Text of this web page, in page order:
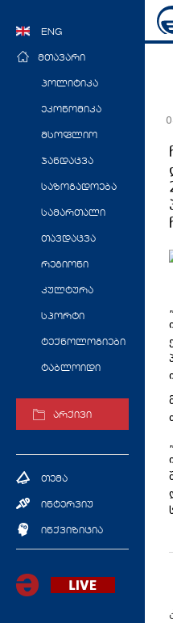
ENG
მთავარი
პოლიტიკა
ეკონომიკა
მსოფლიო
ჯანდაცვა
საზოგადოება
სამართალი
თავდაცვა
რეგიონი
კულტურა
სპორტი
ტექნოლოგიები
ტაბლოიდი
არქივი
თემა
ინტერვიუ
ინქვიზიცია